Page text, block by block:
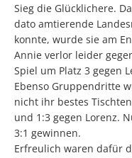
Sieg die Glücklichere.
dato amtierende
konnte, wurde sie am
Annie verlor leider
Spiel um Platz 3 gegen
Ebenso Gruppendritte
nicht ihr bestes
und 1:3 gegen Lorenz.
3:1 gewinnen.
Erfreulich waren dafür